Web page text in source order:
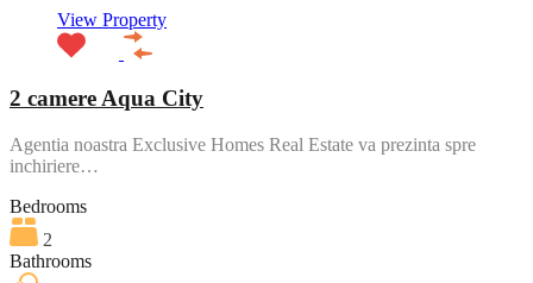
View Property
2 camere Aqua City
Agentia noastra Exclusive Homes Real Estate va prezinta spre
inchiriere…
Bedrooms
2
Bathrooms